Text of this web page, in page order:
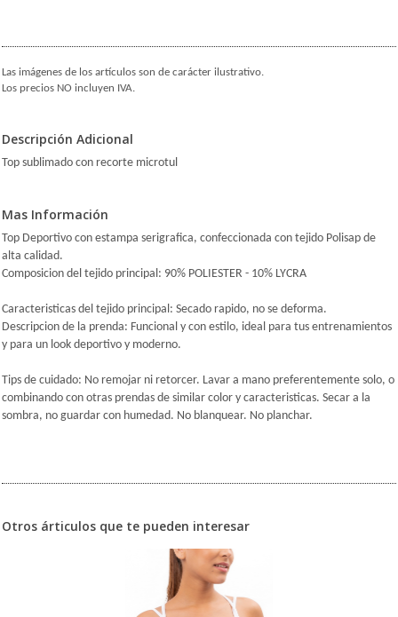
Las imágenes de los artículos son de carácter ilustrativo.
Los precios NO incluyen IVA.
Descripción Adicional
Top sublimado con recorte microtul
Mas Información
Top Deportivo con estampa serigrafica, confeccionada con tejido Polisap de
alta calidad.
Composicion del tejido principal: 90% POLIESTER - 10% LYCRA
Caracteristicas del tejido principal: Secado rapido, no se deforma.
Descripcion de la prenda: Funcional y con estilo, ideal para tus entrenamientos
y para un look deportivo y moderno.
Tips de cuidado: No remojar ni retorcer. Lavar a mano preferentemente solo, o
combinando con otras prendas de similar color y caracteristicas. Secar a la
sombra, no guardar con humedad. No blanquear. No planchar.
Otros árticulos que te pueden interesar